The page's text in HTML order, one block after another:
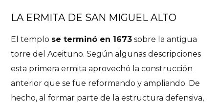
LA ERMITA DE SAN MIGUEL ALTO
El templo se terminó en 1673 sobre la antigua
torre del Aceituno. Según algunas descripciones
esta primera ermita aprovechó la construcción
anterior que se fue reformando y ampliando. De
hecho, al formar parte de la estructura defensiva,